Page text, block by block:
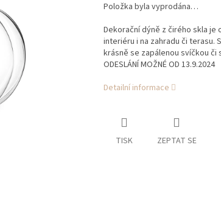
Položka byla vyprodána…
Dekorační dýně z čirého skla
interiéru i na zahradu či terasu.
krásně se zapálenou svíčkou či
ODESLÁNÍ MOŽNÉ OD 13.9.2024
Detailní informace
TISK ZEPTAT SE